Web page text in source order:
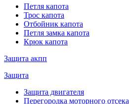
Петля капота
Трос капота
Отбойник капота
Петля замка капота
Крюк капота
Защита акпп
Защита
Защита двигателя
Перегородка моторного отсека